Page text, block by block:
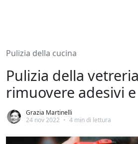
Pulizia della cucina
Pulizia della
rimuovere adesivi
Grazia Martinelli
24 nov 2022 • 4 min di lettura